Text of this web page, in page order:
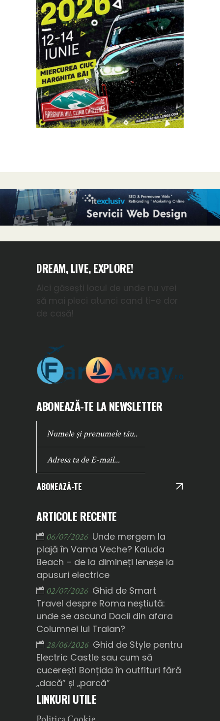
DREAM, LIVE, EXPLORE!
Aici găsești locul de unde nu vrei
să mai pleci atunci cand ti-e dor
de casă!
ABONEAZĂ-TE LA NEWSLETTER
ABONEAZĂ-TE
ARTICOLE RECENTE
06/07/2026 Unde mergem la
plajă în Vama Veche? Kaluda
Beach – de la dimineți leneșe la
apusuri electrice
02/07/2026 Ghid de Smart
Travel despre Roma neștiută:
unde se ascund Dacii din afara
Columnei lui Traian?
28/06/2026 Ghid de Style pentru
Electric Castle sau cum să
cucerești Bonțida în outfituri fără
„dacă” și „parcă”
LINKURI UTILE